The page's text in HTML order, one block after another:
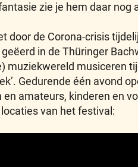
zie je hem daar nog
door de Corona-crisis
in de Thüringer
muziekwereld musiceren
Gedurende één avond
en amateurs, kinderen en
van het festival: